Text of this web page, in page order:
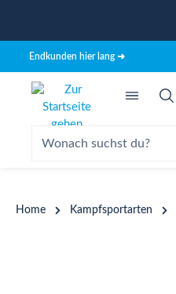
Endkunden hier lang ➜
Home Kampfsportarten